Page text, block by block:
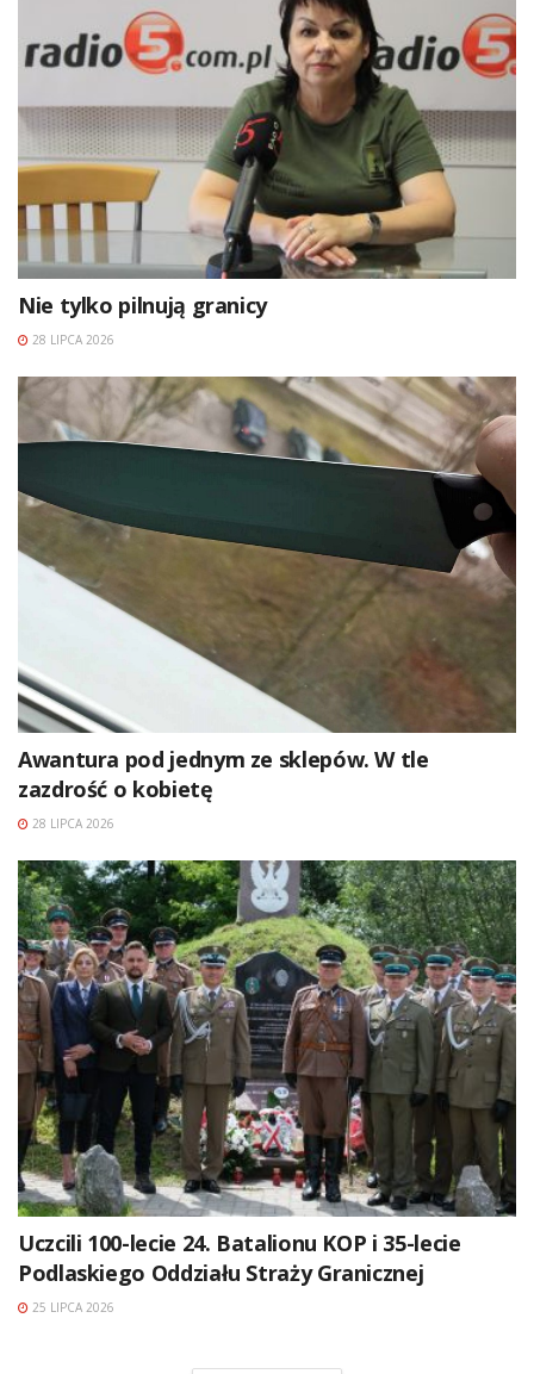
Nie tylko pilnują granicy
28 LIPCA 2026
Awantura pod jednym ze sklepów. W tle
zazdrość o kobietę
28 LIPCA 2026
Uczcili 100-lecie 24. Batalionu KOP i 35-lecie
Podlaskiego Oddziału Straży Granicznej
25 LIPCA 2026